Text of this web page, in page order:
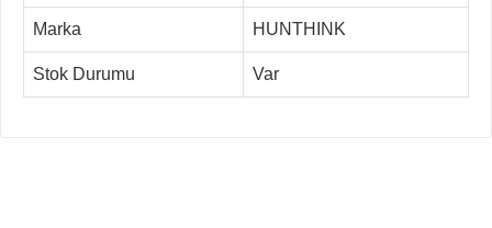
Marka HUNTHINK
Stok Durumu Var